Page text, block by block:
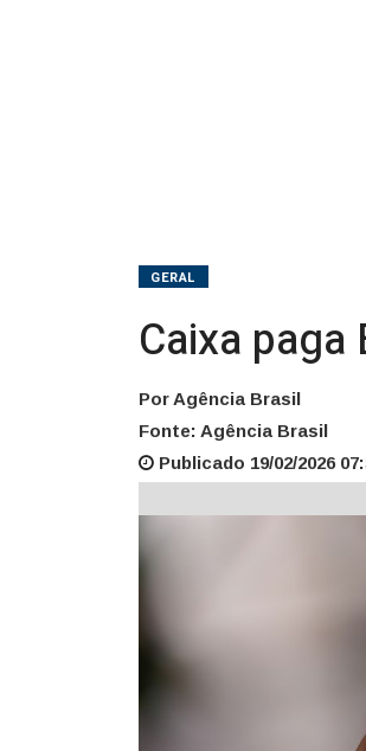
GERAL
Caixa
Por Agência Brasil
Fonte: Agência Brasil
Publicado 19/02/2026